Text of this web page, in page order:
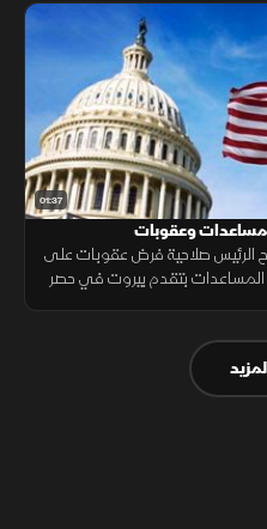
01:37
مساعدات وعقوبات
الرئيس صلاحية فرض عقوبات على
المساعدات بتقدم بيروت في حصر